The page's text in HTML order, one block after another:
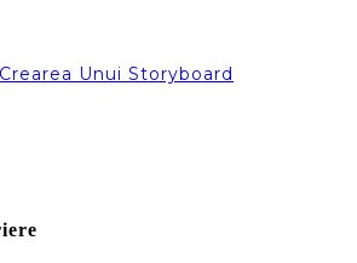
Crearea Unui Storyboard